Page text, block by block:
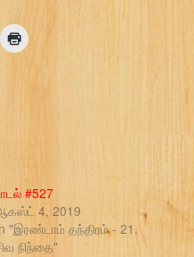
#527
4, 2019
"இரண்டாம் தந்திரம் - 21.
நிந்தை"